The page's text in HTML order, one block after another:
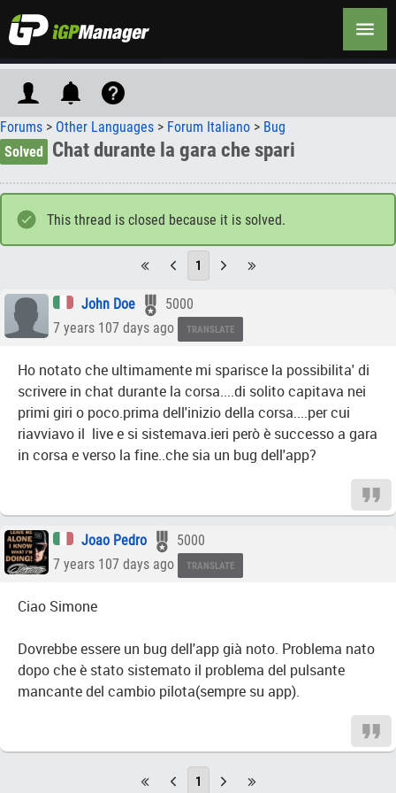
Forums > Other Languages > Forum Italiano > Bug
Solved
Chat durante la gara che spari
This thread is closed because it is solved.
1
John Doe
5000
7 years 107 days ago
TRANSLATE
Ho notato che ultimamente mi sparisce la possibilita' di
scrivere in chat durante la corsa....di solito capitava nei
primi giri o poco.prima dell'inizio della corsa....per cui
riavviavo il live e si sistemava.ieri però è successo a gara
in corsa e verso la fine..che sia un bug dell'app?
Joao Pedro
5000
7 years 107 days ago
TRANSLATE
Ciao Simone
Dovrebbe essere un bug dell'app già noto. Problema nato
dopo che è stato sistemato il problema del pulsante
mancante del cambio pilota(sempre su app).
1